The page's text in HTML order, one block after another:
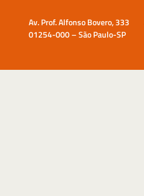
Av. Prof. Alfonso Bovero, 333
01254-000 – São Paulo-SP